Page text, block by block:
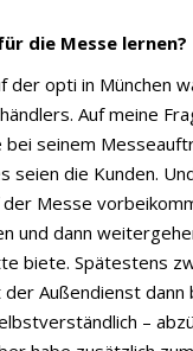
die Messe lernen?
der opti in München
Auf meine
seinem
seien die Kunden.
Messe
und dann
biete. Spätestens
Außendienst dann
–